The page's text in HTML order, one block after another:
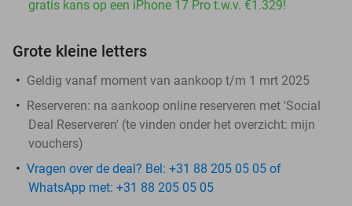
gratis kans op een iPhone 17 Pro t.w.v. €1.329!
Grote kleine letters
Geldig vanaf moment van aankoop t/m 1 mrt 2025
Reserveren: na aankoop online reserveren met 'Social
Deal Reserveren' (te vinden onder het overzicht: mijn
vouchers)
Vragen over de deal? Bel: +31 88 205 05 05 of
WhatsApp met: +31 88 205 05 05